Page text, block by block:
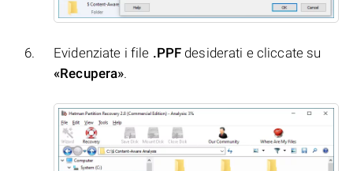
Evidenziate i file .PPF desiderati e cliccate su
«Recupera».